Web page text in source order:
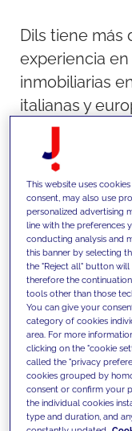
Dils tiene más
experiencia
inmobiliarias
italianas y
diferente e
my Milano -
proyecto
algunos
presentó sus
se adentró en
lugares
con otros
En
proyecto
primeras
producción
This website uses
consent, may also use
personalized advertising
line with the preferences
conducting analysis and
this banner by selecting
the "Reject all" button
therefore the
tools other than those
You can give your
category of cookies
area. For more
clicking on the "cookie
called the "privacy
cookies grouped by
consent or confirm your
the individual cookies
type and duration, and